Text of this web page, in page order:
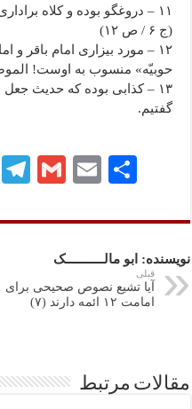
۱۱ – دروغگو بوده و کلاه
(ج ۶ / ص ۱۲)
۱۲ – مورد بیزاری امام باقر
حوبیّه» منسوب به اوست!
۱۳ – کذابی بوده که حدیث
گفتیم.
Li
Te
gr
m
G
ail
E
ail تر
ا
ک
گذ
ی
نویسنده: ابو مالـــــــــــک
قبلی
آیا تشیع نصوص صحیحی برای
امامت ۱۲ ائمه دارند (۷)
مقالات مرتبط